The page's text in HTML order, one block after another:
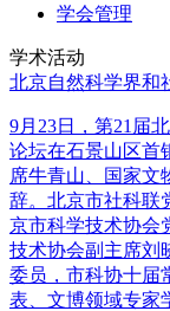
学会管理
学术活动
北京自然科学界和
9月23日，第21届
论坛在石景山区首
席牛青山、国家文
辞。北京市社科联
京市科学技术协会
技术协会副主席刘
委员，市科协十届
表、文博领域专家